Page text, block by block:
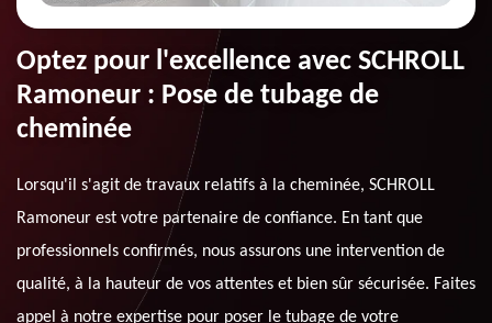
Optez pour l'excellence avec SCHROLL
Ramoneur : Pose de tubage de
cheminée
Lorsqu'il s'agit de travaux relatifs à la cheminée, SCHROLL
Ramoneur est votre partenaire de confiance. En tant que
professionnels confirmés, nous assurons une intervention de
qualité, à la hauteur de vos attentes et bien sûr sécurisée. Faites
appel à notre expertise pour poser le tubage de votre